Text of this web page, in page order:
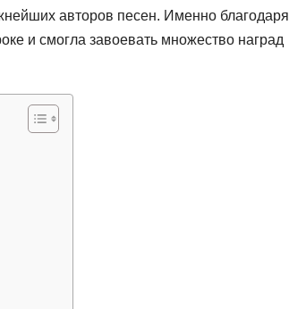
авторов песен. Именно благодаря
и смогла завоевать множество наград